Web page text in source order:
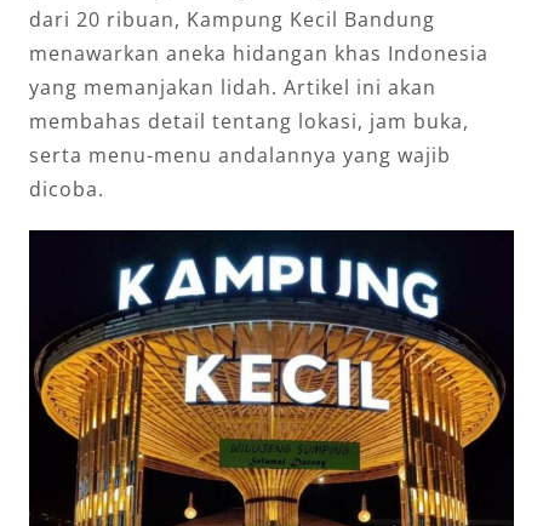
dari 20 ribuan, Kampung Kecil Bandung
menawarkan aneka hidangan khas Indonesia
yang memanjakan lidah. Artikel ini akan
membahas detail tentang lokasi, jam buka,
serta menu-menu andalannya yang wajib
dicoba.